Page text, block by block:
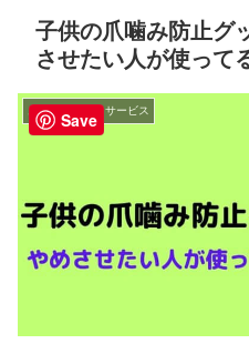
子供の爪噛み防止グ
させたい人が使って
お役立ち情報・サービス
Save